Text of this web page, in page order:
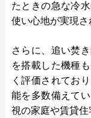
たときの急な冷
使い心地が実現さ
さらに、追い焚
を搭載した機種
く評価されてお
能を多数備えて
視の家庭や賃貸住